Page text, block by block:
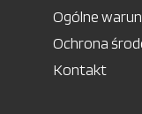
Ogólne
Ochrona
Kontakt